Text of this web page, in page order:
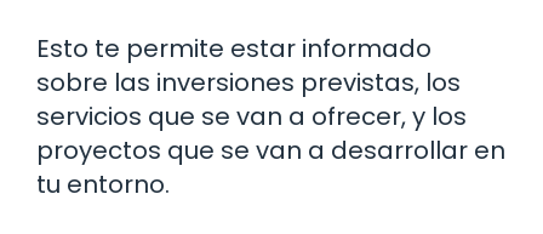
Esto te permite estar informado
sobre las inversiones previstas, los
servicios que se van a ofrecer, y los
proyectos que se van a desarrollar en
tu entorno.